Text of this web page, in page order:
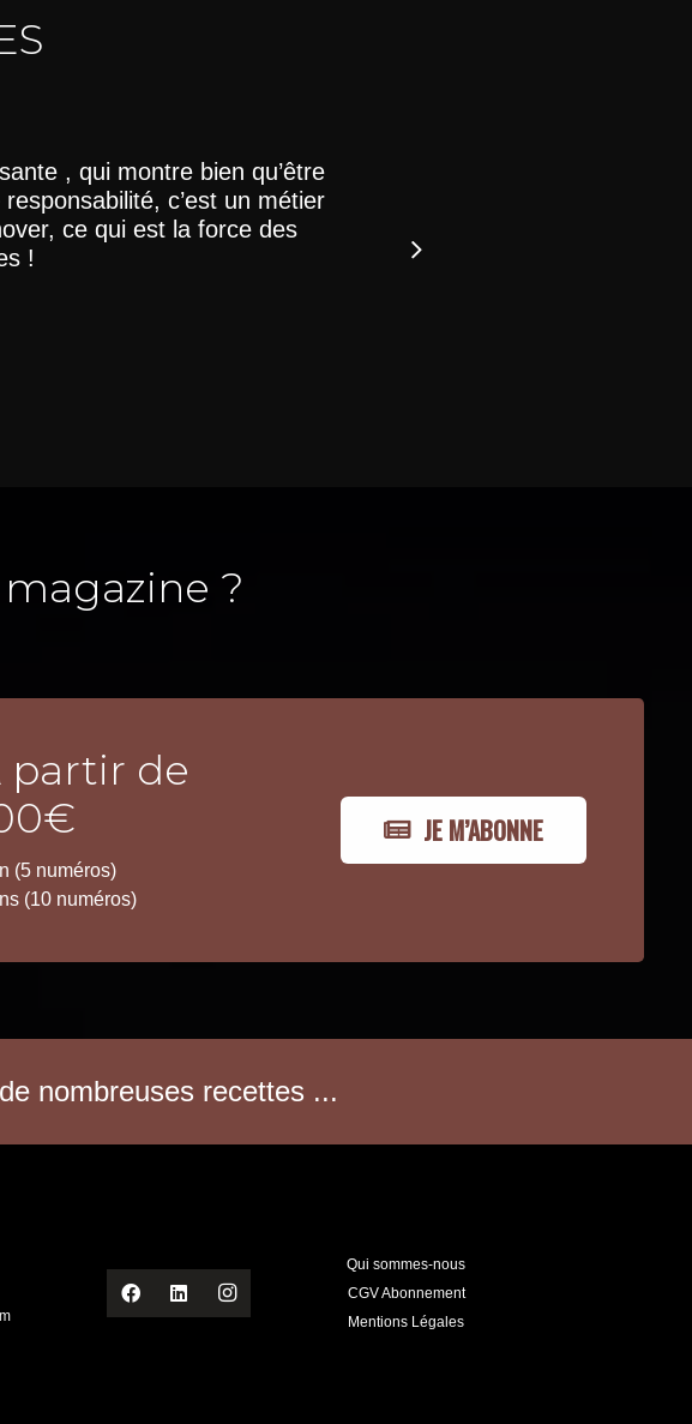
, qui montre bien qu’être
c’est un métier
ce qui est la force des
!
Artisan à Dives-sur-mer
?
partir de
(5 numéros)
(10 numéros)
JE M’ABONNE
nombreuses recettes ...
Qui sommes-nous
CGV Abonnement
Mentions Légales